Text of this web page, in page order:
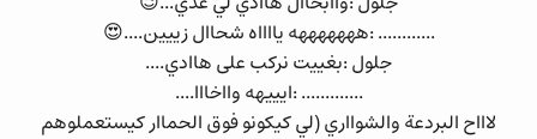
............ :هههههههه يااااه شحاال زييين....😍
جلول :بغييت نركب على هاادي....
............. :ايييهه وااخااا....
لاااح البردعة والشوااري (لي كيكونو فوق الحماار كيستعملوهم